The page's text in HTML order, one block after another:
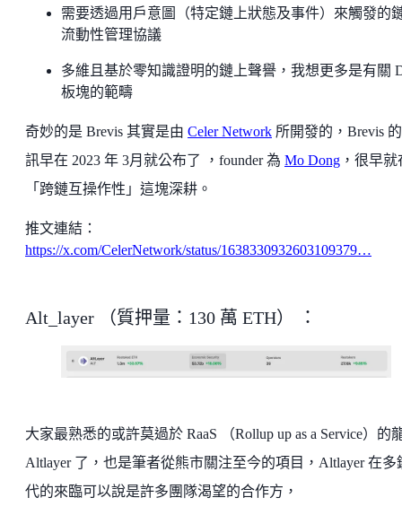
需要透過用戶意圖（特定鏈上狀態及事件）來觸發的
流動性管理協議
多維且基於零知識證明的鏈上聲譽，我想更多是有關
板塊的範疇
奇妙的是 Brevis 其實是由 Celer Network 所開發的，Brevis
訊早在 2023 年 3月就公布了 ，founder 為 Mo Dong ，很早就
「跨鏈互操作性」這塊深耕。
推文連結：
https://x.com/CelerNetwork/status/1638330932603109379…
Alt_layer （質押量：130 萬 ETH） ：
大家最熟悉的或許莫過於 RaaS （Rollup up as a Service）的
Altlayer 了，也是筆者從熊市關注至今的項目，Altlayer 在多
代的來臨可以說是許多團隊渴望的合作方，